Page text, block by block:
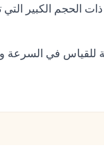
في السرعة